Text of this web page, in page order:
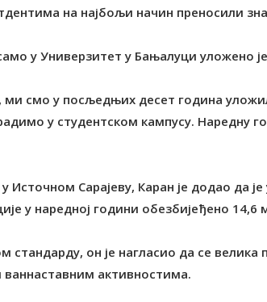
на најбољи начин преносили
у Универзитет у Бањалуци уложено
ми смо у посљедњих десет година
у студентском кампусу. Наредну
Источном Сарајеву, Каран је додао да
у наредној години обезбијеђено 14,6
стандарду, он је нагласио да се
активностима.